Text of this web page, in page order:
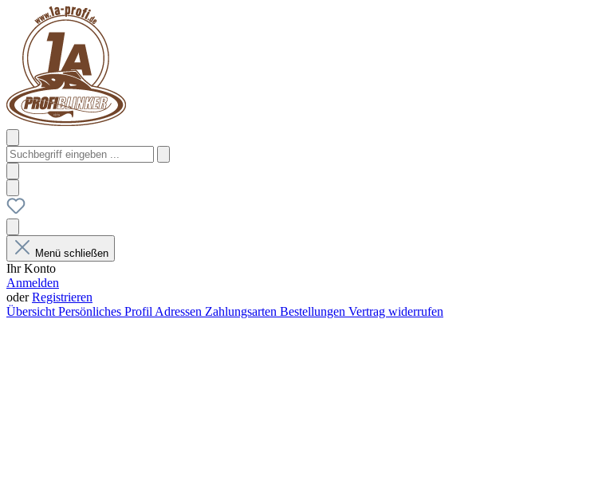
Menü schließen
Ihr Konto
Anmelden
oderRegistrieren
Übersicht Persönliches Profil Adressen Zahlungsarten Bestellungen Vertrag widerrufen